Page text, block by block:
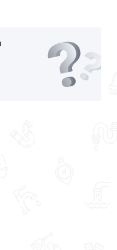
сертифицирован,
качества. Возврат
дней (наличие чека